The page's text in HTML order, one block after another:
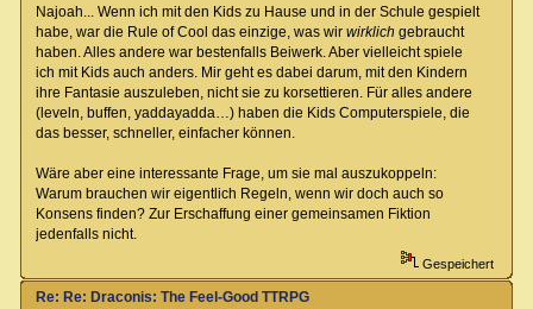
Najoah... Wenn ich mit den Kids zu Hause und in der Schule gespielt
habe, war die Rule of Cool das einzige, was wir wirklich gebraucht
haben. Alles andere war bestenfalls Beiwerk. Aber vielleicht spiele
ich mit Kids auch anders. Mir geht es dabei darum, mit den Kindern
ihre Fantasie auszuleben, nicht sie zu korsettieren. Für alles andere
(leveln, buffen, yaddayadda…) haben die Kids Computerspiele, die
das besser, schneller, einfacher können.
Wäre aber eine interessante Frage, um sie mal auszukoppeln:
Warum brauchen wir eigentlich Regeln, wenn wir doch auch so
Konsens finden? Zur Erschaffung einer gemeinsamen Fiktion
jedenfalls nicht.
Gespeichert
Re: Re: Draconis: The Feel-Good TTRPG